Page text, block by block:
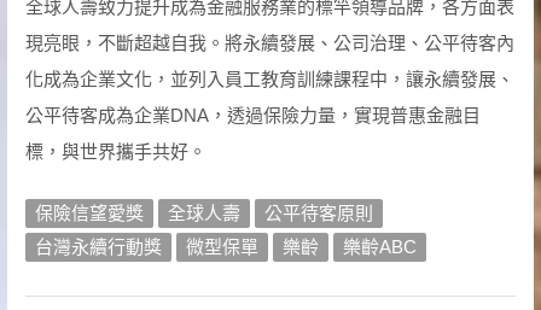
全球人壽致力提升成為金融服務業的標竿領導品牌，各方面表
現亮眼，不斷超越自我。將永續發展、公司治理、公平待客內
化成為企業文化，並列入員工教育訓練課程中，讓永續發展、
公平待客成為企業DNA，透過保險力量，實現普惠金融目
標，與世界攜手共好。
保險信望愛獎 全球人壽
公平待客原則
台灣永續行動獎
微型保單 樂齡 樂齡ABC